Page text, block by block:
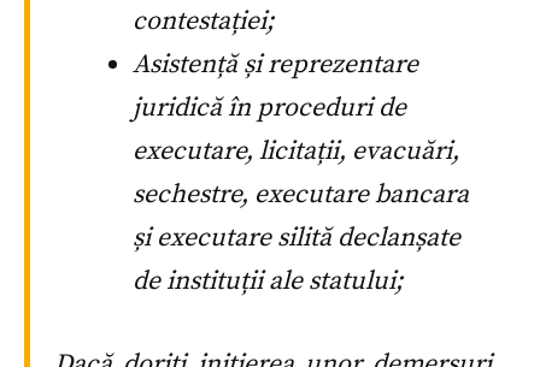
contestației;
Asistență și reprezentare
juridică în proceduri de
executare, licitații, evacuări,
sechestre, executare bancara
și executare silită declanșate
de instituții ale statului;